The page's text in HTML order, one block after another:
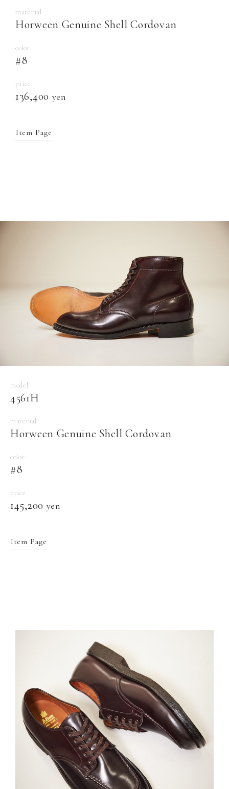
material
Horween Genuine Shell Cordovan
color
#8
price
136,400 yen
Item Page
model
4561H
material
Horween Genuine Shell Cordovan
color
#8
price
145,200 yen
Item Page